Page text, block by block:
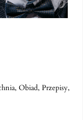
, Obiad, Przepisy,